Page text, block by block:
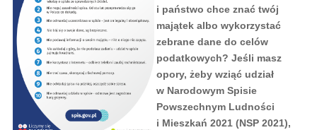
i państwo chce znać twój
majątek albo wykorzystać
zebrane dane do celów
podatkowych? Jeśli masz
opory, żeby wziąć udział
w Narodowym Spisie
Powszechnym Ludności
i Mieszkań 2021 (NSP 2021),